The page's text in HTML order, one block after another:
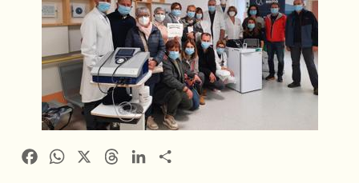
FacebookWhatsApp ThreadsLinkedIn